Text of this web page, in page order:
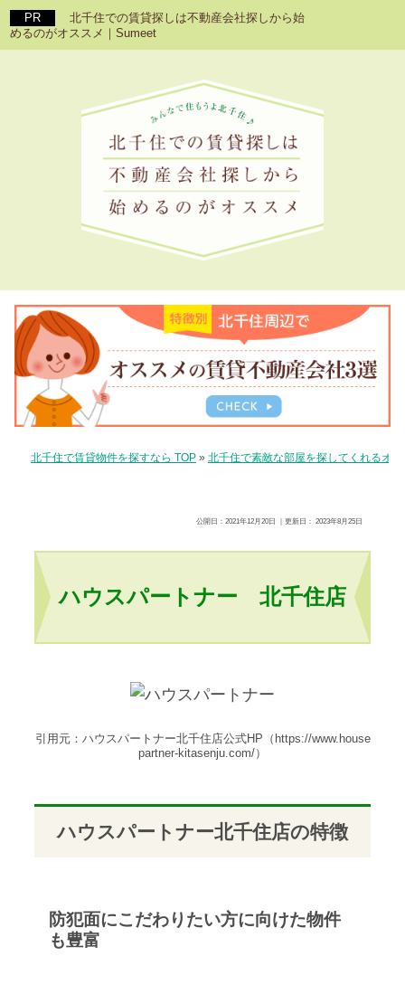
北千住での賃貸探しは不動産会社探しから始
めるのがオススメ｜Sumeet
北千住で賃貸物件を探すなら TOP» 北千住で素敵な部屋を探してくれるオ
公開日： 2021年12月20日 ｜更新日： 2023年8月25日
ハウスパートナー 北千住店
引用元：ハウスパートナー北千住店公式HP（https://www.house
partner-kitasenju.com/）
ハウスパートナー北千住店の特徴
防犯面にこだわりたい方に向けた物件
も豊富